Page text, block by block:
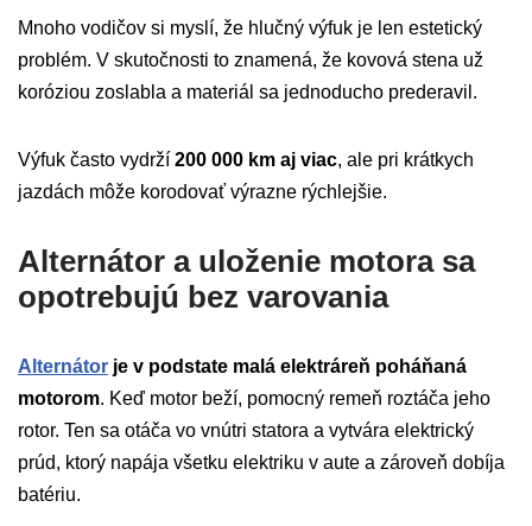
Mnoho vodičov si myslí, že hlučný výfuk je len estetický
problém. V skutočnosti to znamená, že kovová stena už
koróziou zoslabla a materiál sa jednoducho prederavil.
Výfuk často vydrží 200 000 km aj viac, ale pri krátkych
jazdách môže korodovať výrazne rýchlejšie.
Alternátor a uloženie motora sa
opotrebujú bez varovania
Alternátor je v podstate malá elektráreň poháňaná
motorom. Keď motor beží, pomocný remeň roztáča jeho
rotor. Ten sa otáča vo vnútri statora a vytvára elektrický
prúd, ktorý napája všetku elektriku v aute a zároveň dobíja
batériu.